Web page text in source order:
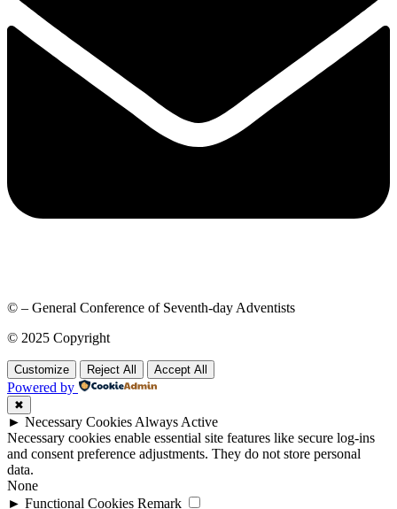
© – General Conference of Seventh-day Adventists
© 2025 Copyright
Customize Reject All Accept All
Powered by
✖
► Necessary Cookies Always Active
Necessary cookies enable essential site features like secure log-ins
and consent preference adjustments. They do not store personal
data.
None
► Functional Cookies Remark